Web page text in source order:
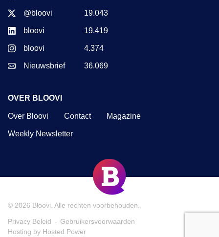
@bloovi 19.043
bloovi 19.419
bloovi 4.374
Nieuwsbrief 36.069
OVER BLOOVI
Over Bloovi Contact Magazine
Weekly Newsletter
© 2026 Bloovi . Alle rechten voorbehouden.
Privacy Beleid
Gebruikersvoorwaarden
Hosting by Hosted Power